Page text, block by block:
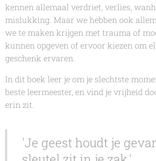
kennen allemaal verdriet, verlies,
mislukking. Maar we hebben ook
we te maken krijgen met trauma of
kunnen opgeven of ervoor kiezen om
geschenk ervaren.
In dit boek leer je om je slechtste
beste leermeester, en vind je vrijheid
erin zit.
'Je geest houdt je